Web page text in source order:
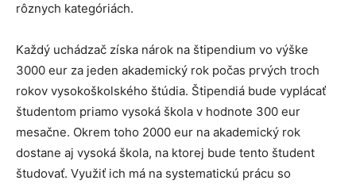
rôznych kategóriách.
Každý uchádzač získa nárok na štipendium vo výške
3000 eur za jeden akademický rok počas prvých troch
rokov vysokoškolského štúdia. Štipendiá bude vyplácať
študentom priamo vysoká škola v hodnote 300 eur
mesačne. Okrem toho 2000 eur na akademický rok
dostane aj vysoká škola, na ktorej bude tento študent
študovať. Využiť ich má na systematickú prácu so